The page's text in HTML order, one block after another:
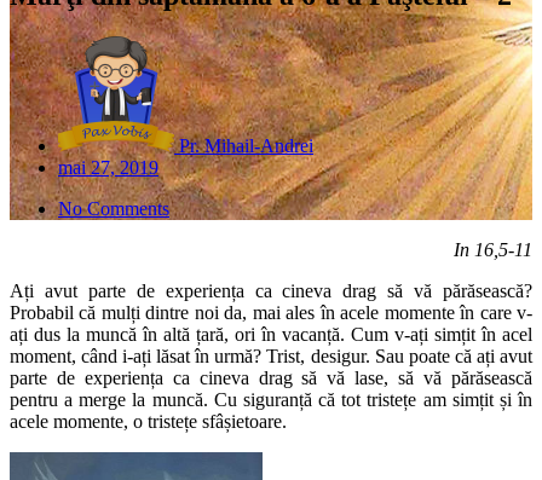
Pr. Mihail-Andrei
mai 27, 2019
No Comments
In 16,5-11
Ați avut parte de experiența ca cineva drag să vă părăsească?
Probabil că mulți dintre noi da, mai ales în acele momente în care v-
ați dus la muncă în altă țară, ori în vacanță. Cum v-ați simțit în acel
moment, când i-ați lăsat în urmă? Trist, desigur. Sau poate că ați avut
parte de experiența ca cineva drag să vă lase, să vă părăsească
pentru a merge la muncă. Cu siguranță că tot tristețe am simțit și în
acele momente, o tristețe sfâșietoare.